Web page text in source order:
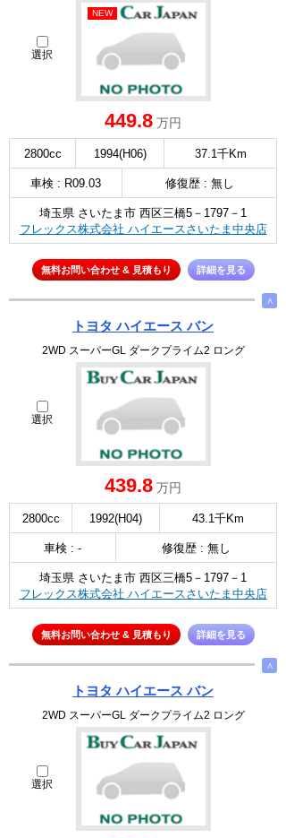
選択
NEW
449.8 万円
2800cc 1994(H06) 37.1千Km
車検 : R09.03 修復歴 : 無し
埼玉県 さいたま市 西区三橋5－1797－1
フレックス株式会社 ハイエースさいたま中央店
無料お問い合わせ & 見積もり 詳細を見る
∧
トヨタ ハイエース バン
2WD スーパーGL ダークプライム2 ロング
選択
439.8 万円
2800cc 1992(H04) 43.1千Km
車検 : - 修復歴 : 無し
埼玉県 さいたま市 西区三橋5－1797－1
フレックス株式会社 ハイエースさいたま中央店
無料お問い合わせ & 見積もり 詳細を見る
∧
トヨタ ハイエース バン
2WD スーパーGL ダークプライム2 ロング
選択